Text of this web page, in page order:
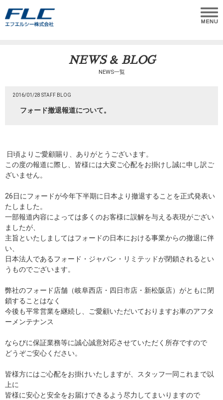
NEWS & BLOG
NEWS一覧
2016/01/28 STAFF BLOG
フォード撤退報道について。
日頃よりご愛顧賜り、ありがとうございます。
この度の報道に際し、皆様には大変ご心配をお掛けし誠に申し訳ご
ざいません。
26日にフォードが今年下半期に日本より撤退することを正式発表い
たしました。
一部報道内容によっては多くのお客様に誤解を与える表現がござい
ましたが、
主旨といたしましてはフォードの日本における事業からの撤退に伴
い、
日本法人であるフォード・ジャパン・リミテッドが閉鎖されるとい
うものでございます。
弊社のフォード店舗（岐阜西店・四日市店・新松阪店）がともに閉
鎖することはなく
今後も平常営業を継続し、ご愛顧いただいておりますお車のアフタ
ーメンテナンス
ならびに保証業務等に誠心誠意対応させていただく所存ですので
どうぞご安心ください。
皆様方にはご心配をお掛けいたしますが、スタッフ一同これまで以
上に
皆様に安心と安全をお届けできるよう尽力してまいりますので